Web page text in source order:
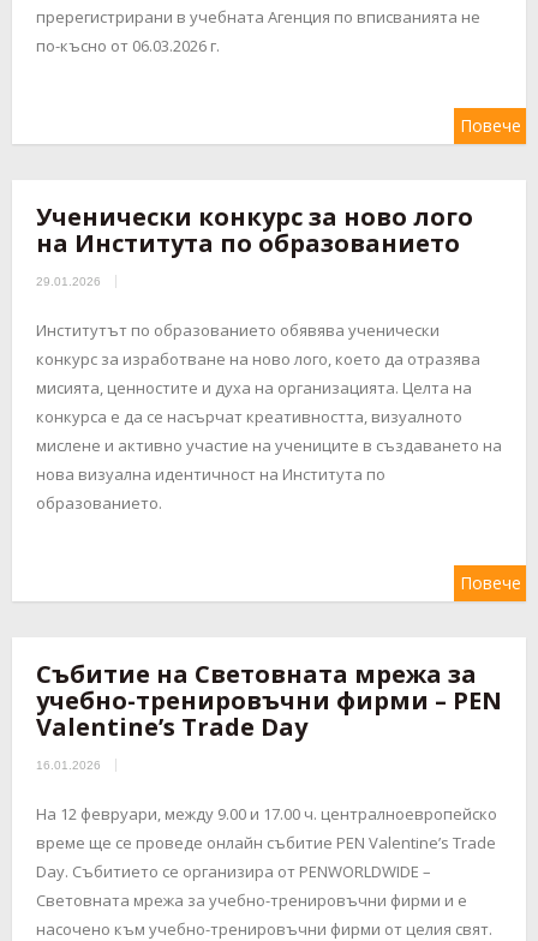
пререгистрирани в учебната Агенция по вписванията не
по-късно от 06.03.2026 г.
Повече
Ученически конкурс за ново лого
на Института по образованието
29.01.2026
Институтът по образованието обявява ученически
конкурс за изработване на ново лого, което да отразява
мисията, ценностите и духа на организацията. Целта на
конкурса е да се насърчат креативността, визуалното
мислене и активно участие на учениците в създаването на
нова визуална идентичност на Института по
образованието.
Повече
Събитие на Световната мрежа за
учебно-тренировъчни фирми – PEN
Valentine’s Trade Day
16.01.2026
На 12 февруари, между 9.00 и 17.00 ч. централноевропейско
време ще се проведе онлайн събитие PEN Valentine’s Trade
Day. Събитието се организира от PENWORLDWIDE –
Световната мрежа за учебно-тренировъчни фирми и е
насочено към учебно-тренировъчни фирми от целия свят.